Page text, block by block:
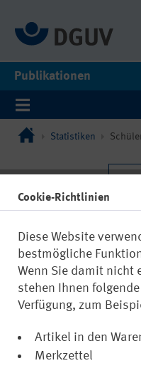
Publikationen
Statistiken
Cookie-Richtlinien
Diese Website
bestmögliche
Wenn Sie damit nicht
stehen Ihnen
Verfügung, zum
Artikel in den
Merkzettel